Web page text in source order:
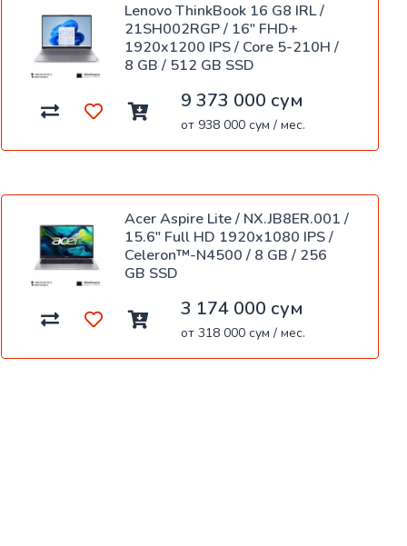
Lenovo ThinkBook 16 G8 IRL /
21SH002RGP / 16" FHD+
1920x1200 IPS / Core 5-210H /
8 GB / 512 GB SSD
9 373 000 сум
от 938 000 сум / мес.
Acer Aspire Lite / NX.JB8ER.001 /
15.6" Full HD 1920x1080 IPS /
Celeron™-N4500 / 8 GB / 256
GB SSD
3 174 000 сум
от 318 000 сум / мес.